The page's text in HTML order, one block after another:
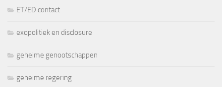
ET/ED contact
exopolitiek en disclosure
geheime genootschappen
geheime regering